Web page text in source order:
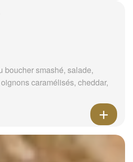
boucher smashé, salade,
caramélisés, cheddar,